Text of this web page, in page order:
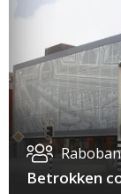
Betrokken